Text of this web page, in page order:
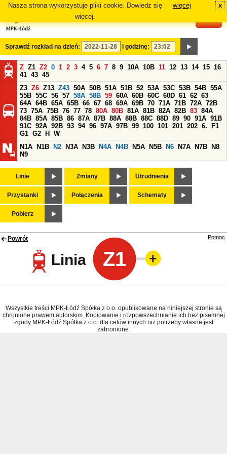
Nasza strona wykorzystuje pliki cookie. Dowiedz się
więcej.
więcej x
Sprawdź rozkład na dzień: i godzinę:
Z Z1 Z2 0 1 2 3 4 5 6 7 8 9 10A 10B 11 12 13 14 15 16
41 43 45
Z3 Z6 Z13 Z43 50A 50B 51A 51B 52 53A 53C 53B 54B 55A
55B 55C 56 57 58A 58B 59 60A 60B 60C 60D 61 62 63
64A 64B 65A 65B 66 67 68 69A 69B 70 71A 71B 72A 72B
73 75A 75B 76 77 78 80A 80B 81A 81B 82A 82B 83 84A
84B 85A 85B 86 87A 87B 88A 88B 88C 88D 89 90 91A 91B
91C 92A 92B 93 94 96 97A 97B 99 100 101 201 202 6.
F1
G1 G2 H
W
N1A
N1B N2 N3A N3B N4A N4B N5A N5B N6 N7A N7B
N8
N9
Linie Zmiany Utrudnienia
Przystanki Połączenia Schematy
Pobierz
Powrót
Linia Z1
Pomoc
Wszystkie treści MPK-Łódź Spółka z o.o. opublikowane na niniejszej stronie są
chronione prawem autorskim. Kopiowanie i rozpowszechnianie ich bez pisemnej
zgody MPK-Łódź Spółka z o.o. dla celów innych niż potrzeby własne jest
zabronione.